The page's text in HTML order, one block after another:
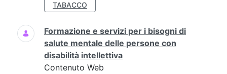
TABACCO
Formazione e servizi per i bisogni di
salute mentale delle persone con
disabilità intellettiva
Contenuto Web